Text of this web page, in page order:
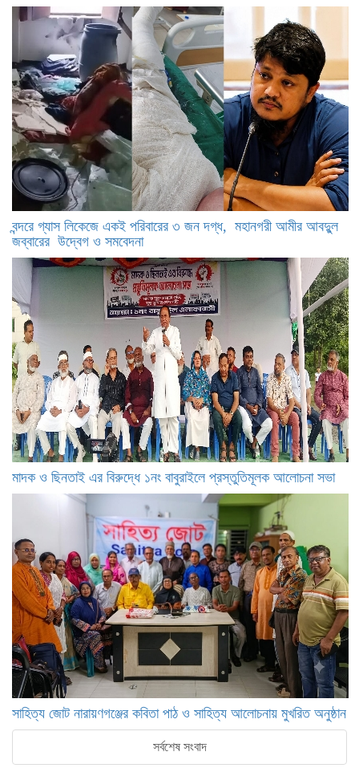
বন্দরে গ্যাস লিকেজে একই পরিবারের ৩ জন দগ্ধ, মহানগরী আমীর আবদুুল
জব্বারের উদ্বেগ ও সমবেদনা
মাদক ও ছিনতাই এর বিরুদ্ধে ১নং বাবুরাইলে প্রস্তুতিমূলক আলোচনা সভা
সাহিত্য জোট নারায়ণগঞ্জের কবিতা পাঠ ও সাহিত্য আলোচনায় মুখরিত অনুষ্ঠান
সর্বশেষ সংবাদ